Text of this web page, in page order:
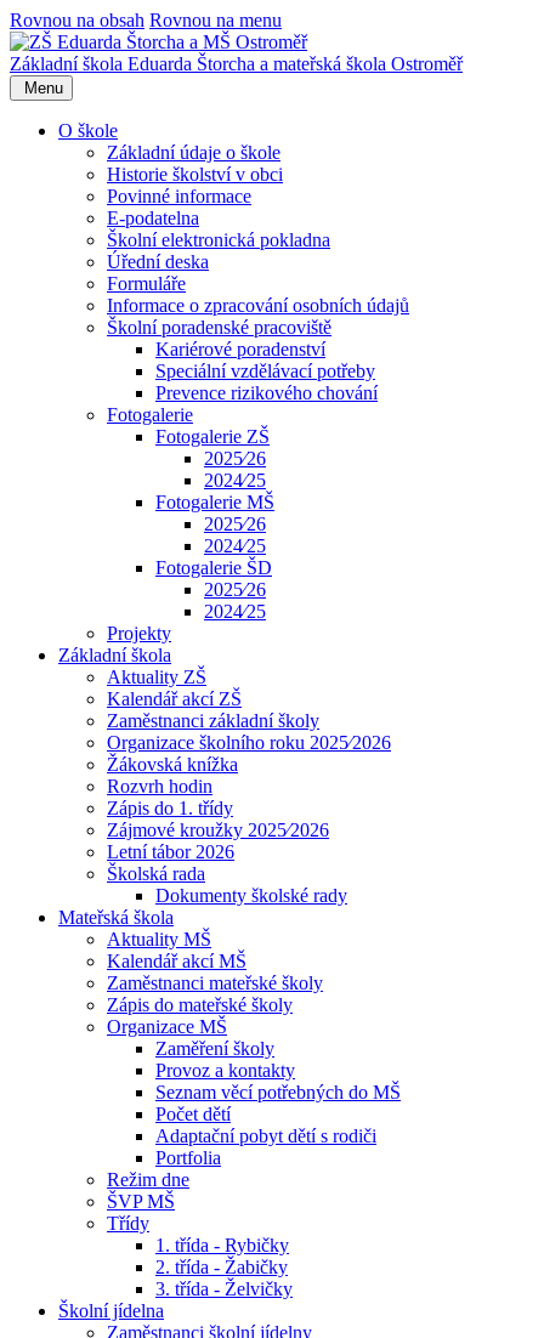
Rovnou na obsah Rovnou na menu
Základní škola Eduarda Štorcha a mateřská škola Ostroměř
Menu
O škole
Základní údaje o škole
Historie školství v obci
Povinné informace
E-podatelna
Školní elektronická pokladna
Úřední deska
Formuláře
Informace o zpracování osobních údajů
Školní poradenské pracoviště
Kariérové poradenství
Speciální vzdělávací potřeby
Prevence rizikového chování
Fotogalerie
Fotogalerie ZŠ
2025⁄26
2024⁄25
Fotogalerie MŠ
2025⁄26
2024⁄25
Fotogalerie ŠD
2025⁄26
2024⁄25
Projekty
Základní škola
Aktuality ZŠ
Kalendář akcí ZŠ
Zaměstnanci základní školy
Organizace školního roku 2025⁄2026
Žákovská knížka
Rozvrh hodin
Zápis do 1. třídy
Zájmové kroužky 2025⁄2026
Letní tábor 2026
Školská rada
Dokumenty školské rady
Mateřská škola
Aktuality MŠ
Kalendář akcí MŠ
Zaměstnanci mateřské školy
Zápis do mateřské školy
Organizace MŠ
Zaměření školy
Provoz a kontakty
Seznam věcí potřebných do MŠ
Počet dětí
Adaptační pobyt dětí s rodiči
Portfolia
Režim dne
ŠVP MŠ
Třídy
1. třída - Rybičky
2. třída - Žabičky
3. třída - Želvičky
Školní jídelna
Zaměstnanci školní jídelny